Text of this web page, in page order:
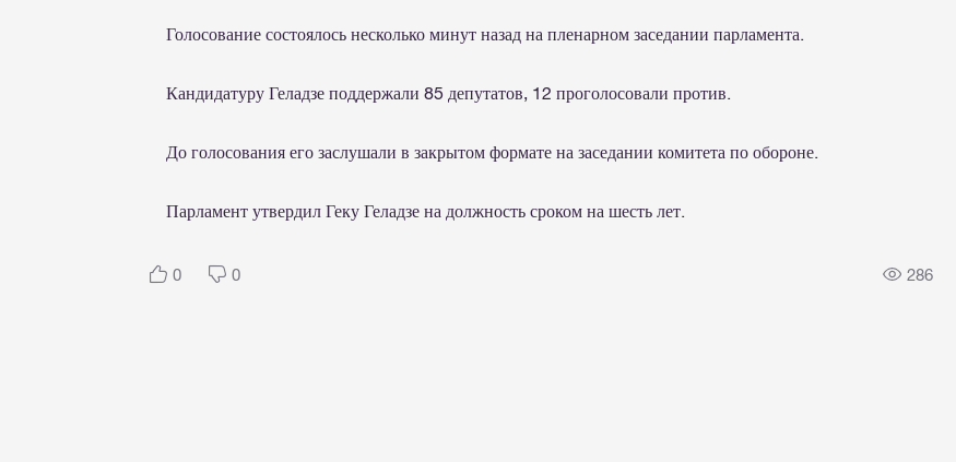
Голосование состоялось несколько минут назад на пленарном заседании парламента.
Кандидатуру Геладзе поддержали 85 депутатов, 12 проголосовали против.
До голосования его заслушали в закрытом формате на заседании комитета по обороне.
Парламент утвердил Геку Геладзе на должность сроком на шесть лет.
0 0 286